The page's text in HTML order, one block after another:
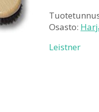
Osasto:
Leistner